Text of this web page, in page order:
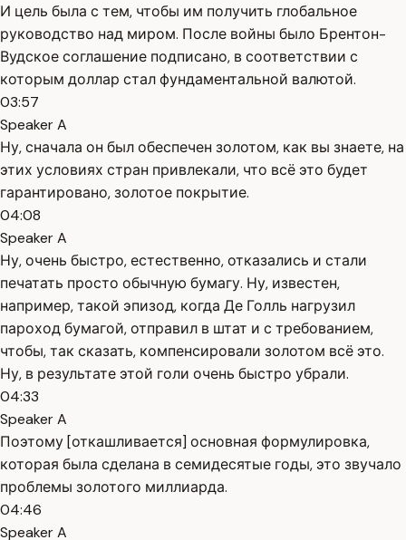
И цель была с тем, чтобы им получить глобальное
руководство над миром. После войны было Брентон-
Вудское соглашение подписано, в соответствии с
которым доллар стал фундаментальной валютой.
03:57
Speaker A
Ну, сначала он был обеспечен золотом, как вы знаете, на
этих условиях стран привлекали, что всё это будет
гарантировано, золотое покрытие.
04:08
Speaker A
Ну, очень быстро, естественно, отказались и стали
печатать просто обычную бумагу. Ну, известен,
например, такой эпизод, когда Де Голль нагрузил
пароход бумагой, отправил в штат и с требованием,
чтобы, так сказать, компенсировали золотом всё это.
Ну, в результате этой голи очень быстро убрали.
04:33
Speaker A
Поэтому [откашливается] основная формулировка,
которая была сделана в семидесятые годы, это звучало
проблемы золотого миллиарда.
04:46
Speaker A